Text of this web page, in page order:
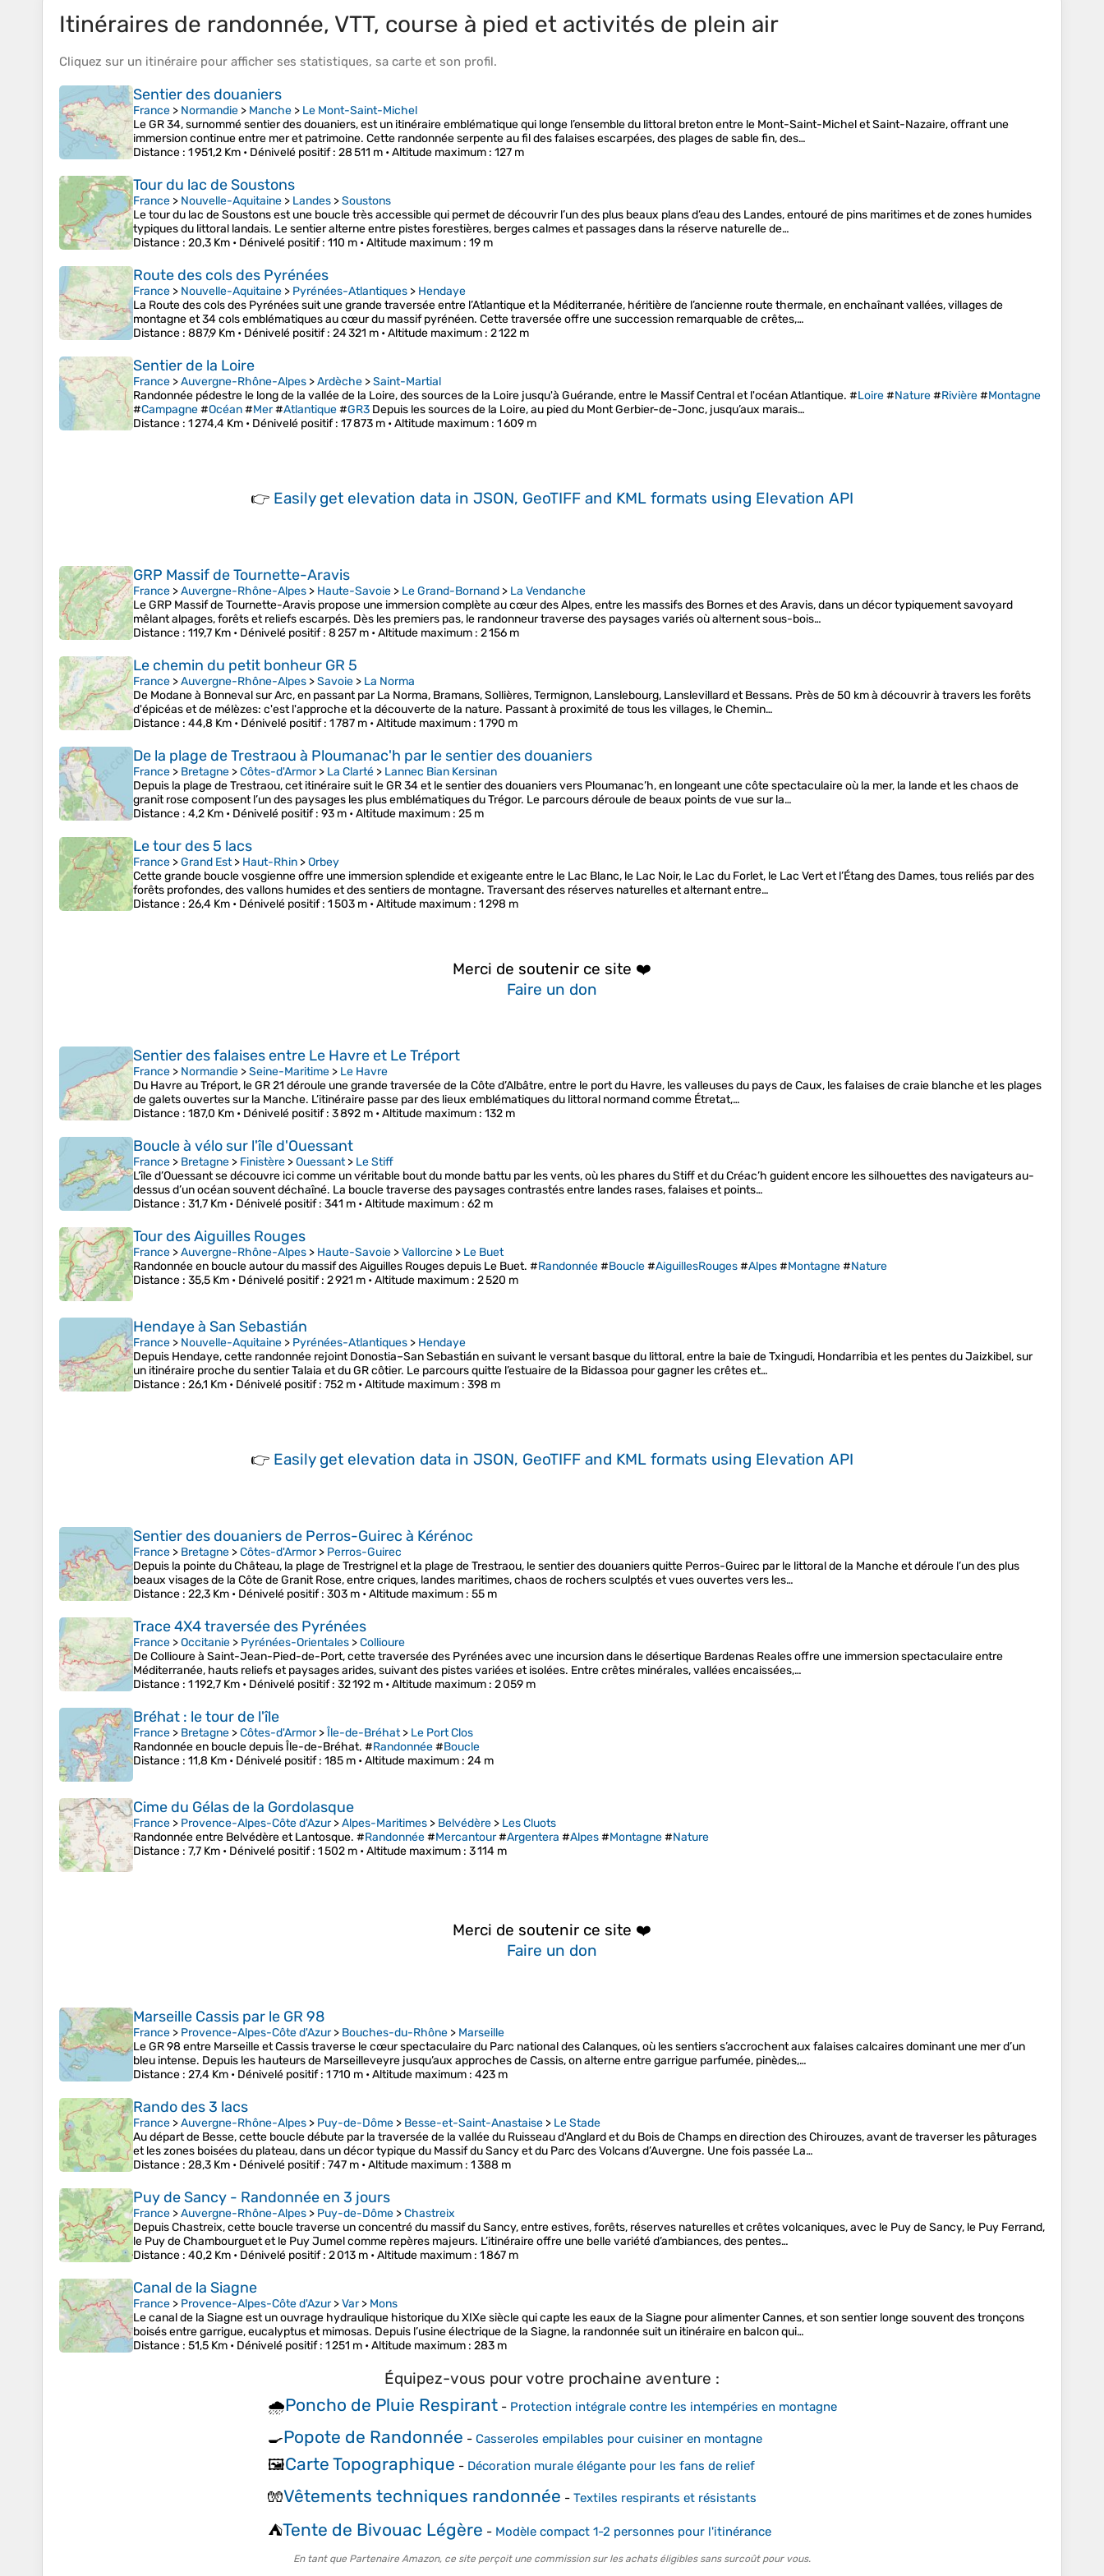
Itinéraires de randonnée, VTT, course à pied et activités de plein air
Cliquez sur un itinéraire pour afficher ses statistiques, sa carte et son profil.
Sentier des douaniers
France > Normandie > Manche > Le Mont-Saint-Michel
Le GR 34, surnommé sentier des douaniers, est un itinéraire emblématique qui longe l’ensemble du littoral breton entre le Mont-Saint-Michel et Saint-Nazaire, offrant une
immersion continue entre mer et patrimoine. Cette randonnée serpente au fil des falaises escarpées, des plages de sable fin, des…
Distance : 1 951,2 Km • Dénivelé positif: 28 511 m •Altitude maximum : 127 m
Tour du lac de Soustons
France > Nouvelle-Aquitaine > Landes >Soustons
Le tour du lac de Soustons est une boucle très accessible qui permet de découvrir l’un des plus beaux plans d’eau des Landes, entouré de pins maritimes et de zones humides
typiques du littoral landais. Le sentier alterne entre pistes forestières, berges calmes et passages dans la réserve naturelle de…
Distance : 20,3 Km • Dénivelé positif: 110 m •Altitude maximum : 19 m
Route des cols des Pyrénées
France > Nouvelle-Aquitaine > Pyrénées-Atlantiques > Hendaye
La Route des cols des Pyrénées suit une grande traversée entre l’Atlantique et la Méditerranée, héritière de l’ancienne route thermale, en enchaînant vallées, villages de
montagne et 34 cols emblématiques au cœur du massif pyrénéen. Cette traversée offre une succession remarquable de crêtes,…
Distance : 887,9 Km • Dénivelé positif: 24 321 m •Altitude maximum : 2 122 m
Sentier de la Loire
France >Auvergne-Rhône-Alpes >Ardèche >Saint-Martial
Randonnée pédestre le long de la vallée de la Loire, des sources de la Loire jusqu'à Guérande, entre le Massif Central et l'océan Atlantique. #Loire#Nature#Rivière#Montagne
#Campagne#Océan#Mer#Atlantique#GR3 Depuis les sources de la Loire, au pied du Mont Gerbier-de-Jonc, jusqu’aux marais…
Distance : 1 274,4 Km • Dénivelé positif: 17 873 m •Altitude maximum : 1 609 m
👉 Easily get elevation data in JSON, GeoTIFF and KML formats using Elevation API
GRP Massif de Tournette-Aravis
France >Auvergne-Rhône-Alpes > Haute-Savoie > Le Grand-Bornand > La Vendanche
Le GRP Massif de Tournette-Aravis propose une immersion complète au cœur des Alpes, entre les massifs des Bornes et des Aravis, dans un décor typiquement savoyard
mêlant alpages, forêts et reliefs escarpés. Dès les premiers pas, le randonneur traverse des paysages variés où alternent sous-bois…
Distance : 119,7 Km • Dénivelé positif: 8 257 m •Altitude maximum : 2 156 m
Le chemin du petit bonheur GR 5
France >Auvergne-Rhône-Alpes >Savoie > La Norma
De Modane à Bonneval sur Arc, en passant par La Norma, Bramans, Sollières, Termignon, Lanslebourg, Lanslevillard et Bessans. Près de 50 km à découvrir à travers les forêts
d'épicéas et de mélèzes: c'est l'approche et la découverte de la nature. Passant à proximité de tous les villages, le Chemin…
Distance : 44,8 Km • Dénivelé positif: 1 787 m •Altitude maximum : 1 790 m
De la plage de Trestraou à Ploumanac'h par le sentier des douaniers
France > Bretagne >Côtes-d'Armor> La Clarté > Lannec Bian Kersinan
Depuis la plage de Trestraou, cet itinéraire suit le GR 34 et le sentier des douaniers vers Ploumanac’h, en longeant une côte spectaculaire où la mer, la lande et les chaos de
granit rose composent l’un des paysages les plus emblématiques du Trégor. Le parcours déroule de beaux points de vue sur la…
Distance : 4,2 Km • Dénivelé positif: 93 m •Altitude maximum : 25 m
Le tour des 5 lacs
France >Grand Est> Haut-Rhin >Orbey
Cette grande boucle vosgienne offre une immersion splendide et exigeante entre le Lac Blanc, le Lac Noir, le Lac du Forlet, le Lac Vert et l’Étang des Dames, tous reliés par des
forêts profondes, des vallons humides et des sentiers de montagne. Traversant des réserves naturelles et alternant entre…
Distance : 26,4 Km • Dénivelé positif: 1 503 m •Altitude maximum : 1 298 m
Merci de soutenir ce site ❤️
Faire un don
Sentier des falaises entre Le Havre et Le Tréport
France > Normandie >Seine-Maritime > Le Havre
Du Havre au Tréport, le GR 21 déroule une grande traversée de la Côte d’Albâtre, entre le port du Havre, les valleuses du pays de Caux, les falaises de craie blanche et les plages
de galets ouvertes sur la Manche. L’itinéraire passe par des lieux emblématiques du littoral normand comme Étretat,…
Distance : 187,0 Km • Dénivelé positif: 3 892 m •Altitude maximum : 132 m
Boucle à vélo sur l'île d'Ouessant
France > Bretagne > Finistère >Ouessant> Le Stiff
L’île d’Ouessant se découvre ici comme un véritable bout du monde battu par les vents, où les phares du Stiff et du Créac’h guident encore les silhouettes des navigateurs au-
dessus d’un océan souvent déchaîné. La boucle traverse des paysages contrastés entre landes rases, falaises et points…
Distance : 31,7 Km • Dénivelé positif: 341 m •Altitude maximum : 62 m
Tour des Aiguilles Rouges
France >Auvergne-Rhône-Alpes > Haute-Savoie >Vallorcine > Le Buet
Randonnée en boucle autour du massif des Aiguilles Rouges depuis Le Buet. #Randonnée#Boucle#AiguillesRouges#Alpes#Montagne#Nature
Distance : 35,5 Km • Dénivelé positif: 2 921 m •Altitude maximum : 2 520 m
Hendaye à San Sebastián
France > Nouvelle-Aquitaine > Pyrénées-Atlantiques > Hendaye
Depuis Hendaye, cette randonnée rejoint Donostia–San Sebastián en suivant le versant basque du littoral, entre la baie de Txingudi, Hondarribia et les pentes du Jaizkibel, sur
un itinéraire proche du sentier Talaia et du GR côtier. Le parcours quitte l’estuaire de la Bidassoa pour gagner les crêtes et…
Distance : 26,1 Km • Dénivelé positif: 752 m •Altitude maximum : 398 m
👉 Easily get elevation data in JSON, GeoTIFF and KML formats using Elevation API
Sentier des douaniers de Perros-Guirec à Kérénoc
France > Bretagne >Côtes-d'Armor> Perros-Guirec
Depuis la pointe du Château, la plage de Trestrignel et la plage de Trestraou, le sentier des douaniers quitte Perros-Guirec par le littoral de la Manche et déroule l’un des plus
beaux visages de la Côte de Granit Rose, entre criques, landes maritimes, chaos de rochers sculptés et vues ouvertes vers les…
Distance : 22,3 Km • Dénivelé positif: 303 m •Altitude maximum : 55 m
Trace 4X4 traversée des Pyrénées
France >Occitanie > Pyrénées-Orientales >Collioure
De Collioure à Saint-Jean-Pied-de-Port, cette traversée des Pyrénées avec une incursion dans le désertique Bardenas Reales offre une immersion spectaculaire entre
Méditerranée, hauts reliefs et paysages arides, suivant des pistes variées et isolées. Entre crêtes minérales, vallées encaissées,…
Distance : 1 192,7 Km • Dénivelé positif: 32 192 m •Altitude maximum : 2 059 m
Bréhat : le tour de l'île
France > Bretagne >Côtes-d'Armor>Île-de-Bréhat> Le Port Clos
Randonnée en boucle depuis Île-de-Bréhat. #Randonnée#Boucle
Distance : 11,8 Km • Dénivelé positif: 185 m •Altitude maximum : 24 m
Cime du Gélas de la Gordolasque
France > Provence-Alpes-Côte d'Azur>Alpes-Maritimes > Belvédère > Les Cluots
Randonnée entre Belvédère et Lantosque. #Randonnée#Mercantour#Argentera #Alpes#Montagne#Nature
Distance : 7,7 Km • Dénivelé positif: 1 502 m •Altitude maximum : 3 114 m
Merci de soutenir ce site ❤️
Faire un don
Marseille Cassis par le GR 98
France > Provence-Alpes-Côte d'Azur> Bouches-du-Rhône > Marseille
Le GR 98 entre Marseille et Cassis traverse le cœur spectaculaire du Parc national des Calanques, où les sentiers s’accrochent aux falaises calcaires dominant une mer d’un
bleu intense. Depuis les hauteurs de Marseilleveyre jusqu’aux approches de Cassis, on alterne entre garrigue parfumée, pinèdes,…
Distance : 27,4 Km • Dénivelé positif: 1 710 m •Altitude maximum : 423 m
Rando des 3 lacs
France >Auvergne-Rhône-Alpes > Puy-de-Dôme > Besse-et-Saint-Anastaise > Le Stade
Au départ de Besse, cette boucle débute par la traversée de la vallée du Ruisseau d'Anglard et du Bois de Champs en direction des Chirouzes, avant de traverser les pâturages
et les zones boisées du plateau, dans un décor typique du Massif du Sancy et du Parc des Volcans d’Auvergne. Une fois passée La…
Distance : 28,3 Km • Dénivelé positif: 747 m •Altitude maximum : 1 388 m
Puy de Sancy - Randonnée en 3 jours
France >Auvergne-Rhône-Alpes > Puy-de-Dôme >Chastreix
Depuis Chastreix, cette boucle traverse un concentré du massif du Sancy, entre estives, forêts, réserves naturelles et crêtes volcaniques, avec le Puy de Sancy, le Puy Ferrand,
le Puy de Chambourguet et le Puy Jumel comme repères majeurs. L’itinéraire offre une belle variété d’ambiances, des pentes…
Distance : 40,2 Km • Dénivelé positif: 2 013 m •Altitude maximum : 1 867 m
Canal de la Siagne
France > Provence-Alpes-Côte d'Azur>Var> Mons
Le canal de la Siagne est un ouvrage hydraulique historique du XIXe siècle qui capte les eaux de la Siagne pour alimenter Cannes, et son sentier longe souvent des tronçons
boisés entre garrigue, eucalyptus et mimosas. Depuis l’usine électrique de la Siagne, la randonnée suit un itinéraire en balcon qui…
Distance : 51,5 Km • Dénivelé positif: 1 251 m •Altitude maximum : 283 m
Équipez-vous pour votre prochaine aventure :
🌧️Poncho de Pluie Respirant- Protection intégrale contre les intempéries en montagne
🍳Popote de Randonnée - Casseroles empilables pour cuisiner en montagne
🖼️Carte Topographique - Décoration murale élégante pour les fans de relief
🧤Vêtements techniques randonnée - Textiles respirants et résistants
⛺Tente de Bivouac Légère - Modèle compact 1-2 personnes pour l'itinérance
En tant que Partenaire Amazon, ce site perçoit une commission sur les achats éligibles sans surcoût pour vous.